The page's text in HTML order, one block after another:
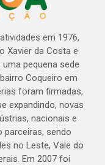
em 1976,
Xavier da Costa e
pequena sede
Coqueiro em
foram firmadas,
expandindo, novas
nacionais e
parceiras, sendo
no Leste, Vale do
Em 2007 foi